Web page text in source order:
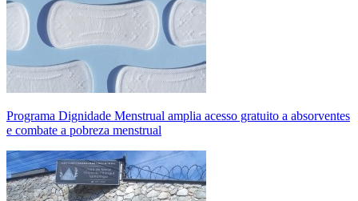
Programa Dignidade Menstrual amplia acesso gratuito a absorventes
e combate a pobreza menstrual